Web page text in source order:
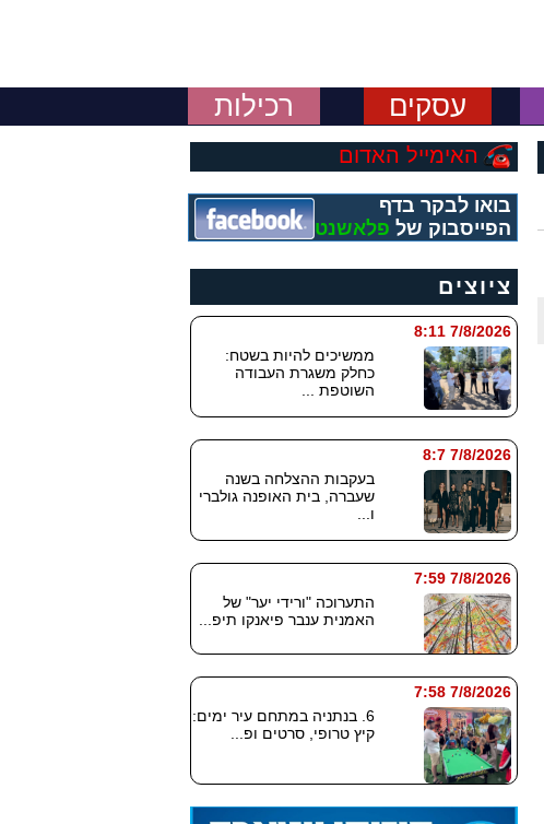
עסקים רכילות
האימייל האדום
בואו לבקר בדף
הפייסבוק של פלאשנט
ציוצים
7/8/2026 8:11
ממשיכים להיות בשטח:
כחלק משגרת העבודה
השוטפת ...
7/8/2026 8:7
בעקבות ההצלחה בשנה
שעברה, בית האופנה גולברי
ו...
7/8/2026 7:59
התערוכה "ורידי יער" של
האמנית ענבר פיאנקו תיפ...
7/8/2026 7:58
6. בנתניה במתחם עיר ימים:
קיץ טרופי, סרטים ופ...